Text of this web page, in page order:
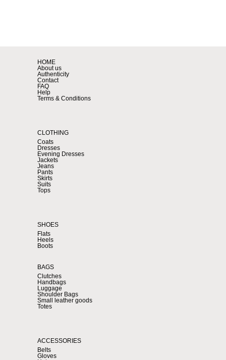
HOME
About us
Authenticity
Contact
FAQ
Help
Terms & Conditions
CLOTHING
Coats
Dresses
Evening Dresses
Jackets
Jeans
Pants
Skirts
Suits
Tops
SHOES
Flats
Heels
Boots
BAGS
Clutches
Handbags
Luggage
Shoulder Bags
Small leather goods
Totes
ACCESSORIES
Belts
Gloves